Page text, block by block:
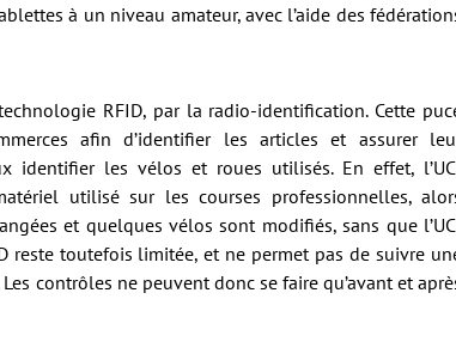
à un niveau amateur, avec l’aide des
RFID, par la radio-identification. Cette
afin d’identifier les articles et assurer
identifier les vélos et roues utilisés. En effet,
utilisé sur les courses professionnelles,
et quelques vélos sont modifiés, sans que
reste toutefois limitée, et ne permet pas de suivre
contrôles ne peuvent donc se faire qu’avant et